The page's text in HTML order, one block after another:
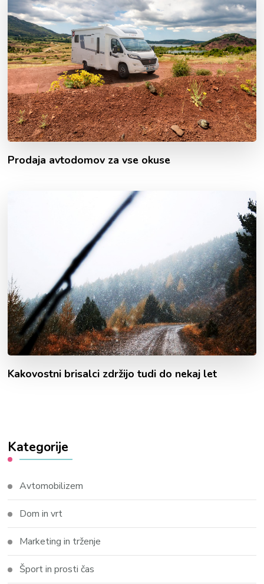
Prodaja avtodomov za vse okuse
Kakovostni brisalci zdržijo tudi do nekaj let
Kategorije
Avtomobilizem
Dom in vrt
Marketing in trženje
Šport in prosti čas